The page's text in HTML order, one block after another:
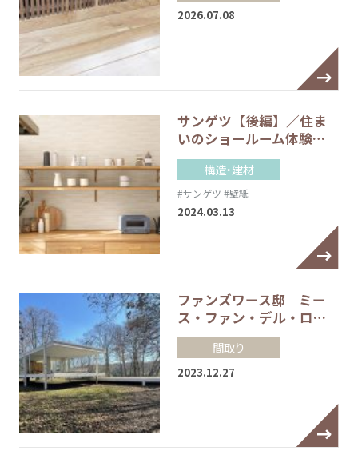
2026.07.08
サンゲツ【後編】／住ま
いのショールーム体験…
構造・建材
#サンゲツ #壁紙
2024.03.13
ファンズワース邸 ミー
ス・ファン・デル・ロ…
間取り
2023.12.27